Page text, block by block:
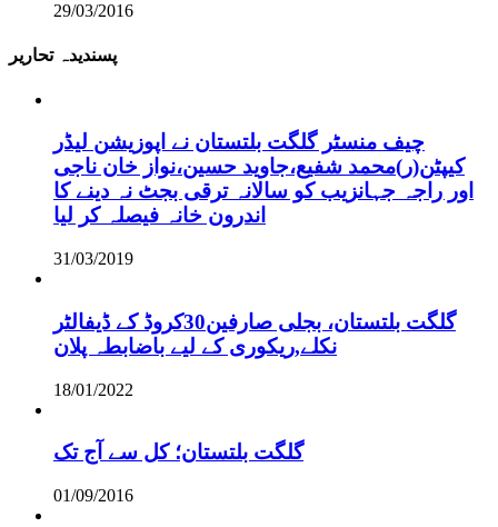
29/03/2016
پسندیدہ تحاریر
چیف منسٹر گلگت بلتستان نے اپوزیشن لیڈر
کیپٹن(ر)محمد شفیع،جاوید حسین،نواز خان ناجی
اور راجہ جہانزیب کو سالانہ ترقی بجٹ نہ دینے کا
اندرون خانہ فیصلہ کر لیا
31/03/2019
گلگت بلتستان، بجلی صارفین30کروڈ کے ڈیفالٹر
نکلے,ریکوری کے لیے باضابطہ پلان
18/01/2022
گلگت بلتستان؛ کل سے آج تک
01/09/2016